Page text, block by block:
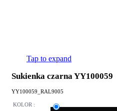
Tap to expand
Sukienka czarna YY100059
YY100059_RAL9005
KOLOR :